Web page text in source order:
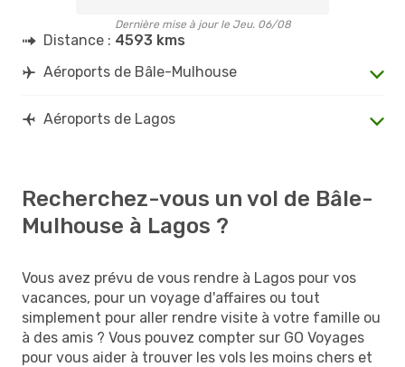
Dernière mise à jour le Jeu. 06/08
Distance : 4593 kms
Aéroports de Bâle-Mulhouse
Aéroports de Lagos
Recherchez-vous un vol de Bâle-
Mulhouse à Lagos ?
Vous avez prévu de vous rendre à Lagos pour vos
vacances, pour un voyage d'affaires ou tout
simplement pour aller rendre visite à votre famille ou
à des amis ? Vous pouvez compter sur GO Voyages
pour vous aider à trouver les vols les moins chers et